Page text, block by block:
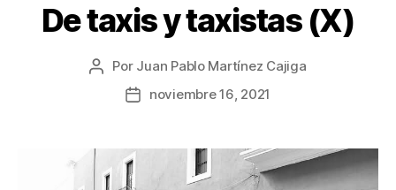
De taxis y taxistas (X)
Autor
Por Juan Pablo Martínez Cajiga
Fecha
publicación
noviembre 16, 2021